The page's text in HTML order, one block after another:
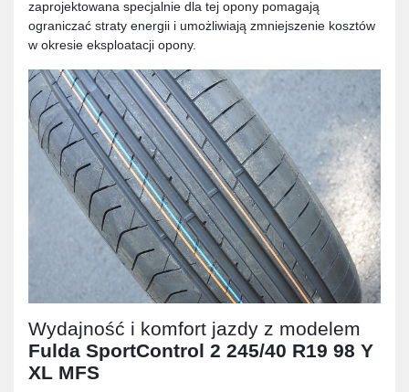
zaprojektowana specjalnie dla tej opony pomagają
ograniczać straty energii i umożliwiają zmniejszenie kosztów
w okresie eksploatacji opony.
Wydajność i komfort jazdy z modelem
Fulda SportControl 2 245/40 R19 98 Y
XL MFS